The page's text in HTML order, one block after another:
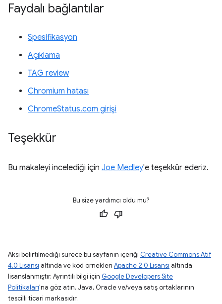
Faydalı bağlantılar
Spesifikasyon
Açıklama
TAG review
Chromium hatası
ChromeStatus.com girişi
Teşekkür
Bu makaleyi incelediği için Joe Medley'e teşekkür ederiz.
Bu size yardımcı oldu mu?
Aksi belirtilmediği sürece bu sayfanın içeriği Creative Commons Atıf
4.0 Lisansı altında ve kod örnekleri Apache 2.0 Lisansı altında
lisanslanmıştır. Ayrıntılı bilgi için Google Developers Site
Politikaları'na göz atın. Java, Oracle ve/veya satış ortaklarının
tescilli ticari markasıdır.